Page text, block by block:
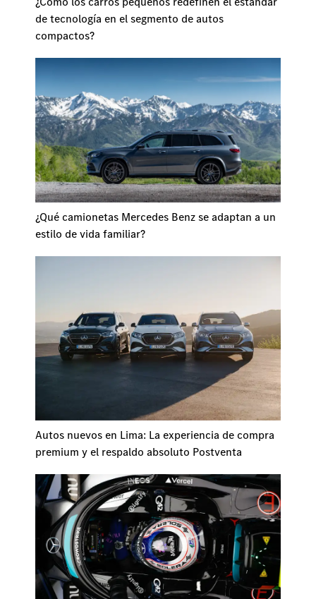
de tecnología en el segmento de autos
compactos?
¿Qué camionetas Mercedes Benz se adaptan a un
estilo de vida familiar?
Autos nuevos en Lima: La experiencia de compra
premium y el respaldo absoluto Postventa